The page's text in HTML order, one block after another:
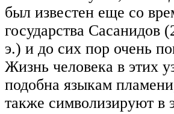
был известен еще со
государства Сасанидов
э.) и до сих пор очень
Жизнь человека в этих
подобна языкам
также символизируют в